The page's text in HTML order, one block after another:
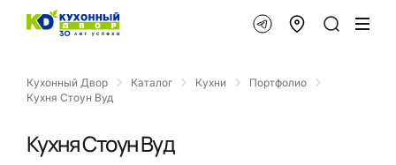
Кухонный Двор Каталог Кухни
Портфолио
Кухня Стоун Вуд
Кухня Стоун Вуд